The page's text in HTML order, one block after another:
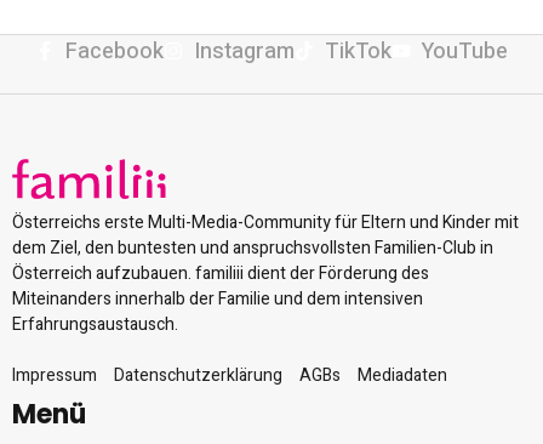
Facebook Instagram TikTok YouTube
Österreichs erste Multi-Media-Community für Eltern und Kinder mit
dem Ziel, den buntesten und anspruchsvollsten Familien-Club in
Österreich aufzubauen. familiii dient der Förderung des
Miteinanders innerhalb der Familie und dem intensiven
Erfahrungsaustausch.
Impressum
Datenschutzerklärung AGBs Mediadaten
Menü